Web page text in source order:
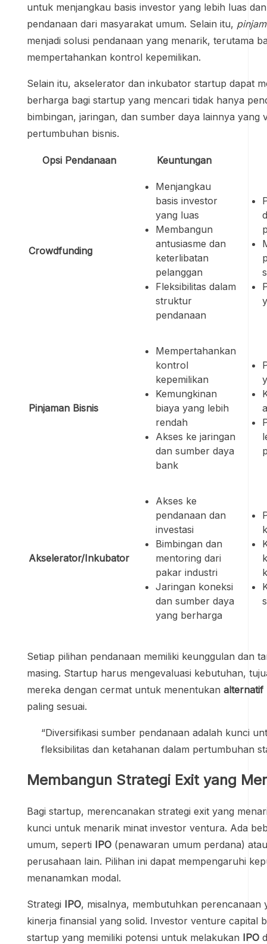
untuk menjangkau basis investor yang lebih luas
pendanaan dari masyarakat umum. Selain itu,
menjadi solusi pendanaan yang menarik, terutama
mempertahankan kontrol kepemilikan.
Selain itu, akselerator dan inkubator startup dapat
berharga bagi startup yang mencari tidak hanya
bimbingan, jaringan, dan sumber daya lainnya yang
pertumbuhan bisnis.
Opsi Pendanaan Keuntungan
Crowdfunding
Menjangkau
basis investor
yang luas
Membangun
antusiasme dan
keterlibatan
pelanggan
Fleksibilitas dalam
struktur
pendanaan
Pinjaman Bisnis
Mempertahankan
kontrol
kepemilikan
Kemungkinan
biaya yang lebih
rendah
Akses ke jaringan
dan sumber daya
bank
Akselerator/Inkubator
Akses ke
pendanaan dan
investasi
Bimbingan dan
mentoring dari
pakar industri
Jaringan koneksi
dan sumber daya
yang berharga
Setiap pilihan pendanaan memiliki keunggulan dan
masing. Startup harus mengevaluasi kebutuhan,
mereka dengan cermat untuk menentukan alternatif
paling sesuai.
“Diversifikasi sumber pendanaan adalah kunci
fleksibilitas dan ketahanan dalam pertumbuhan
Membangun Strategi Exit yang
Bagi startup, merencanakan strategi exit yang
kunci untuk menarik minat investor ventura. Ada
umum, seperti IPO (penawaran umum perdana)
perusahaan lain. Pilihan ini dapat mempengaruhi
menanamkan modal.
Strategi IPO, misalnya, membutuhkan perencanaan
kinerja finansial yang solid. Investor venture capital
startup yang memiliki potensi untuk melakukan IPO